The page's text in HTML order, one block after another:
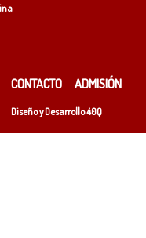
CONTACTO ADMISIÓN
Diseño y Desarrollo40Q